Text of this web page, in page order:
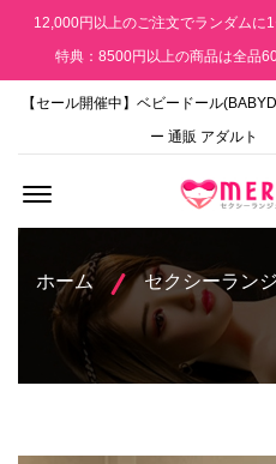
12,000円以上のご注文でランダムに
特典：8500円以上の商品は全品
【セール開催中】ベビードール
ー 通販 アダルト
ホーム セクシーラン